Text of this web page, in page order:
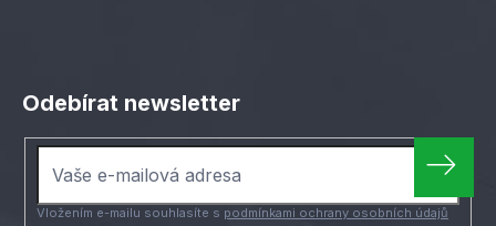
Odebírat newsletter
Vložením e-mailu souhlasíte s podmínkami ochrany osobních údajů